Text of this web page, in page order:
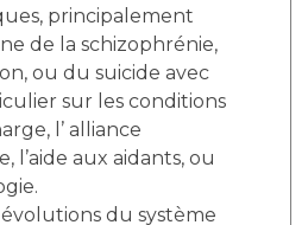
principalement
de la schizophrénie,
ou du suicide avec
sur les conditions
l’ alliance
l’aide aux aidants, ou
évolutions du système